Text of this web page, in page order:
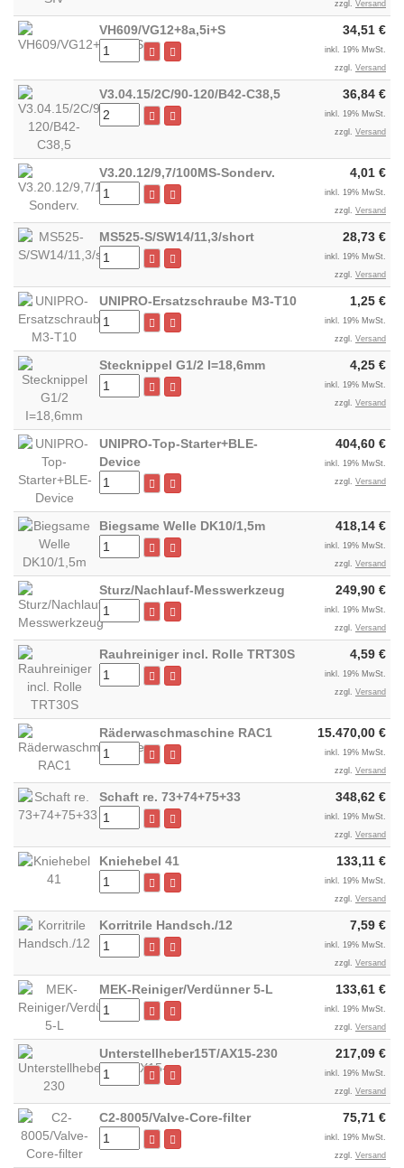
zzgl. Versand
VH609/VG12+8a,5i+S 34,51 €
inkl. 19% MwSt.
zzgl. Versand
V3.04.15/2C/90-120/B42-C38,5 36,84 €
inkl. 19% MwSt.
zzgl. Versand
V3.20.12/9,7/100MS-Sonderv. 4,01 €
inkl. 19% MwSt.
zzgl. Versand
MS525-S/SW14/11,3/short 28,73 €
inkl. 19% MwSt.
zzgl. Versand
UNIPRO-Ersatzschraube M3-T10 1,25 €
inkl. 19% MwSt.
zzgl. Versand
Stecknippel G1/2 I=18,6mm 4,25 €
inkl. 19% MwSt.
zzgl. Versand
UNIPRO-Top-Starter+BLE-
Device
404,60 €
inkl. 19% MwSt.
zzgl. Versand
Biegsame Welle DK10/1,5m 418,14 €
inkl. 19% MwSt.
zzgl. Versand
Sturz/Nachlauf-Messwerkzeug 249,90 €
inkl. 19% MwSt.
zzgl. Versand
Rauhreiniger incl. Rolle TRT30S 4,59 €
inkl. 19% MwSt.
zzgl. Versand
Räderwaschmaschine RAC1 15.470,00 €
inkl. 19% MwSt.
zzgl. Versand
Schaft re. 73+74+75+33 348,62 €
inkl. 19% MwSt.
zzgl. Versand
Kniehebel 41 133,11 €
inkl. 19% MwSt.
zzgl. Versand
Korritrile Handsch./12 7,59 €
inkl. 19% MwSt.
zzgl. Versand
MEK-Reiniger/Verdünner 5-L 133,61 €
inkl. 19% MwSt.
zzgl. Versand
Unterstellheber15T/AX15-230 217,09 €
inkl. 19% MwSt.
zzgl. Versand
C2-8005/Valve-Core-filter 75,71 €
inkl. 19% MwSt.
zzgl. Versand